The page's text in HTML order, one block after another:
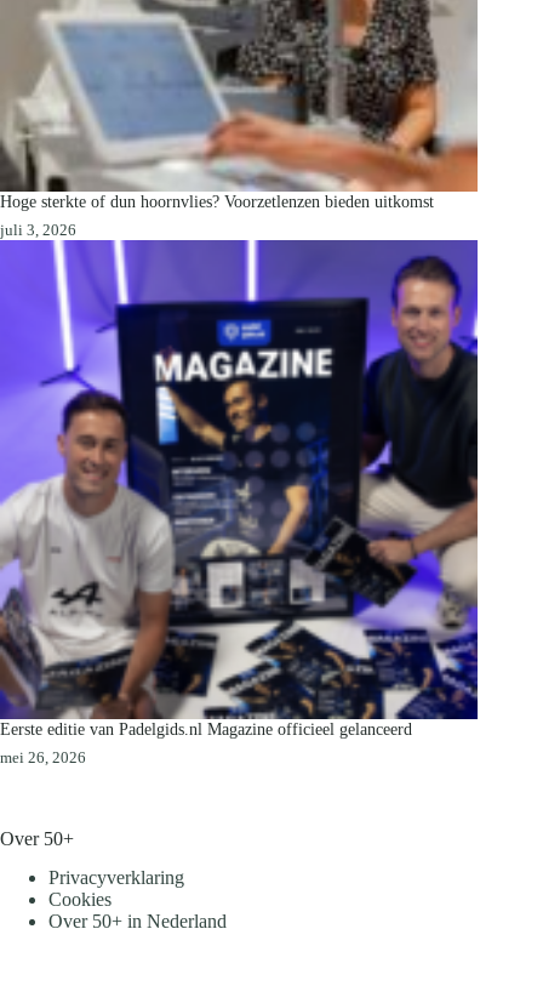
Hoge sterkte of dun hoornvlies? Voorzetlenzen bieden uitkomst
juli 3, 2026
Eerste editie van Padelgids.nl Magazine officieel gelanceerd
mei 26, 2026
Over 50+
Privacyverklaring
Cookies
Over 50+ in Nederland